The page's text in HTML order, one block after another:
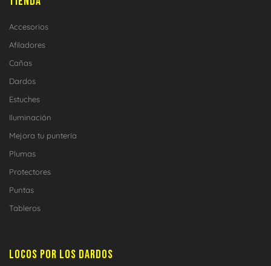
Accesorios
Afiladores
Cañas
Dardos
Estuches
Iluminación
Mejora tu puntería
Plumas
Protectores
Puntas
Tableros
LOCOS POR LOS DARDOS